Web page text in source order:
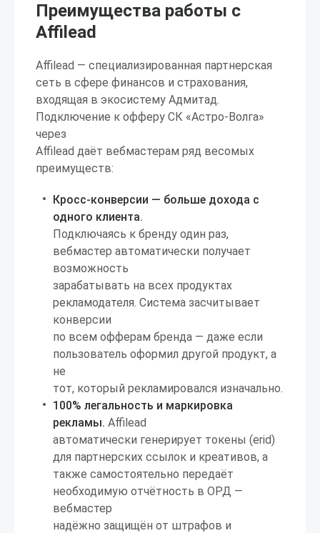
Преимущества работы с
Affilead
Affilead — специализированная партнерская
сеть в сфере финансов и страхования,
входящая в экосистему Адмитад.
Подключение к офферу СК «Астро-Волга»
через
Affilead даёт вебмастерам ряд весомых
преимуществ:
Кросс-конверсии — больше дохода с
одного клиента.
Подключаясь к бренду один раз,
вебмастер автоматически получает
возможность
зарабатывать на всех продуктах
рекламодателя. Система засчитывает
конверсии
по всем офферам бренда — даже если
пользователь оформил другой продукт, а
не
тот, который рекламировался изначально.
100% легальность и маркировка
рекламы. Affilead
автоматически генерирует токены (erid)
для партнерских ссылок и креативов, а
также самостоятельно передаёт
необходимую отчётность в ОРД —
вебмастер
надёжно защищён от штрафов и